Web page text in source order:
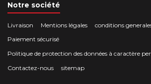
Notre société
Livraison Mentions légales
conditions
Paiement sécurisé
Politique de protection des données à caractère
Contactez-nous
sitemap